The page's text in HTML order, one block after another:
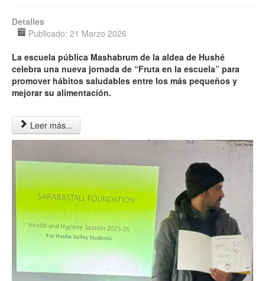
Detalles
Publicado: 21 Marzo 2026
La escuela pública Mashabrum de la aldea de Hushé
celebra una nueva jornada de “Fruta en la escuela” para
promover hábitos saludables entre los más pequeños y
mejorar su alimentación.
Leer más...